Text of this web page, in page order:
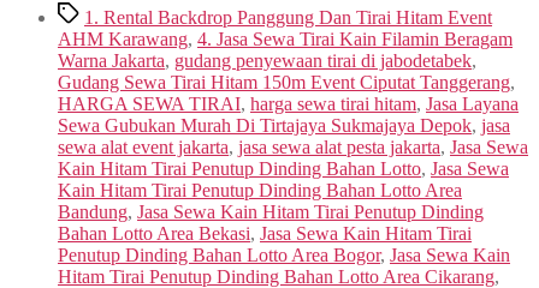
Tags1. Rental Backdrop Panggung Dan Tirai Hitam Event
AHM Karawang, 4. Jasa Sewa Tirai Kain Filamin Beragam
Warna Jakarta, gudang penyewaan tirai di jabodetabek,
Gudang Sewa Tirai Hitam 150m Event Ciputat Tanggerang,
HARGA SEWA TIRAI, harga sewa tirai hitam, Jasa Layana
Sewa Gubukan Murah Di Tirtajaya Sukmajaya Depok, jasa
sewa alat event jakarta, jasa sewa alat pesta jakarta, Jasa Sewa
Kain Hitam Tirai Penutup Dinding Bahan Lotto, Jasa Sewa
Kain Hitam Tirai Penutup Dinding Bahan Lotto Area
Bandung, Jasa Sewa Kain Hitam Tirai Penutup Dinding
Bahan Lotto Area Bekasi, Jasa Sewa Kain Hitam Tirai
Penutup Dinding Bahan Lotto Area Bogor, Jasa Sewa Kain
Hitam Tirai Penutup Dinding Bahan Lotto Area Cikarang,